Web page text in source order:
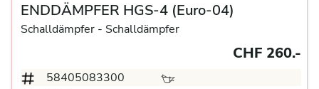
ENDDÄMPFER HGS-4 (Euro-04)
Schalldämpfer - Schalldämpfer
CHF 260.-
58405083300